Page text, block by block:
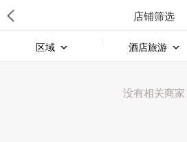
店铺筛选
区域 酒店旅游
没有相关商家